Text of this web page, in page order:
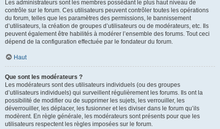
Les administrateurs sont les membres possédant le plus haut niveau de
contrôle sur le forum. Ces utilisateurs peuvent contrôler toutes les opérations
du forum, telles que les paramètres des permissions, le bannissement
d’utilisateurs, la création de groupes d’utilisateurs ou de modérateurs, etc. Ils
peuvent également être habilités à modérer l’ensemble des forums. Tout ceci
dépend de la configuration effectuée par le fondateur du forum.
Haut
Que sont les modérateurs ?
Les modérateurs sont des utilisateurs individuels (ou des groupes
d’utilisateurs individuels) qui surveillent régulièrement les forums. Ils ont la
possibilité de modifier ou de supprimer les sujets, les verrouiller, les
déverrouiller, les déplacer, les fusionner et les diviser dans le forum qu’ils
modèrent. En règle générale, les modérateurs sont présents pour que les
utilisateurs respectent les règles imposées sur le forum.